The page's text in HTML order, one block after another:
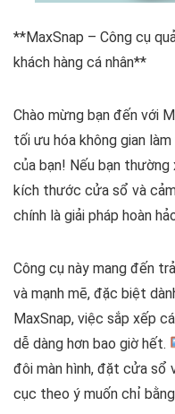
**MaxSnap – Công cụ
khách hàng cá nhân**
Chào mừng bạn đến với
tối ưu hóa không gian
của bạn! Nếu bạn
kích thước cửa sổ và
chính là giải pháp hoàn
Công cụ này mang đến
và mạnh mẽ, đặc biệt
MaxSnap, việc sắp xếp
dễ dàng hơn bao giờ hết.
đôi màn hình, đặt cửa sổ
cục theo ý muốn chỉ